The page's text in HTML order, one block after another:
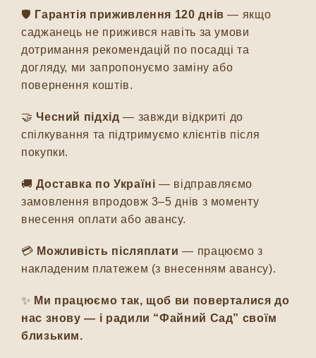
🛡️ Гарантія приживлення 120 днів — якщо
саджанець не прижився навіть за умови
дотримання рекомендацій по посадці та
догляду, ми запропонуємо заміну або
повернення коштів.
🤝Чесний підхід — завжди відкриті до
спілкування та підтримуємо клієнтів після
покупки.
🚚Доставка по Україні — відправляємо
замовлення впродовж 3–5 днів з моменту
внесення оплати або авансу.
💳 Можливість післяплати — працюємо з
накладеним платежем (з внесенням авансу).
✨ Ми працюємо так, щоб ви поверталися до
нас знову — і радили “Файний Сад” своїм
близьким.